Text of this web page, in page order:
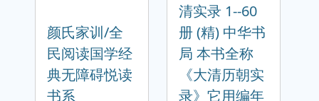
颜氏家训/全
民阅读国学经
典无障碍悦读
书系
清实录 1--60
册 (精) 中华书
局 本书全称
《大清历朝实
录》它用编年